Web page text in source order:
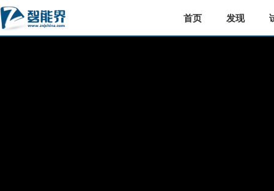
首页 发现